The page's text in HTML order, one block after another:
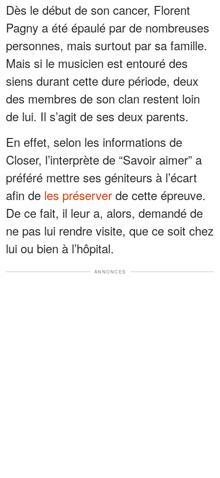
Dès le début de son cancer, Florent
Pagny a été épaulé par de nombreuses
personnes, mais surtout par sa famille.
Mais si le musicien est entouré des
siens durant cette dure période, deux
des membres de son clan restent loin
de lui. Il s’agit de ses deux parents.
En effet, selon les informations de
Closer, l’interprète de “Savoir aimer” a
préféré mettre ses géniteurs à l’écart
afin de les préserver de cette épreuve.
De ce fait, il leur a, alors, demandé de
ne pas lui rendre visite, que ce soit chez
lui ou bien à l’hôpital.
ANNONCES